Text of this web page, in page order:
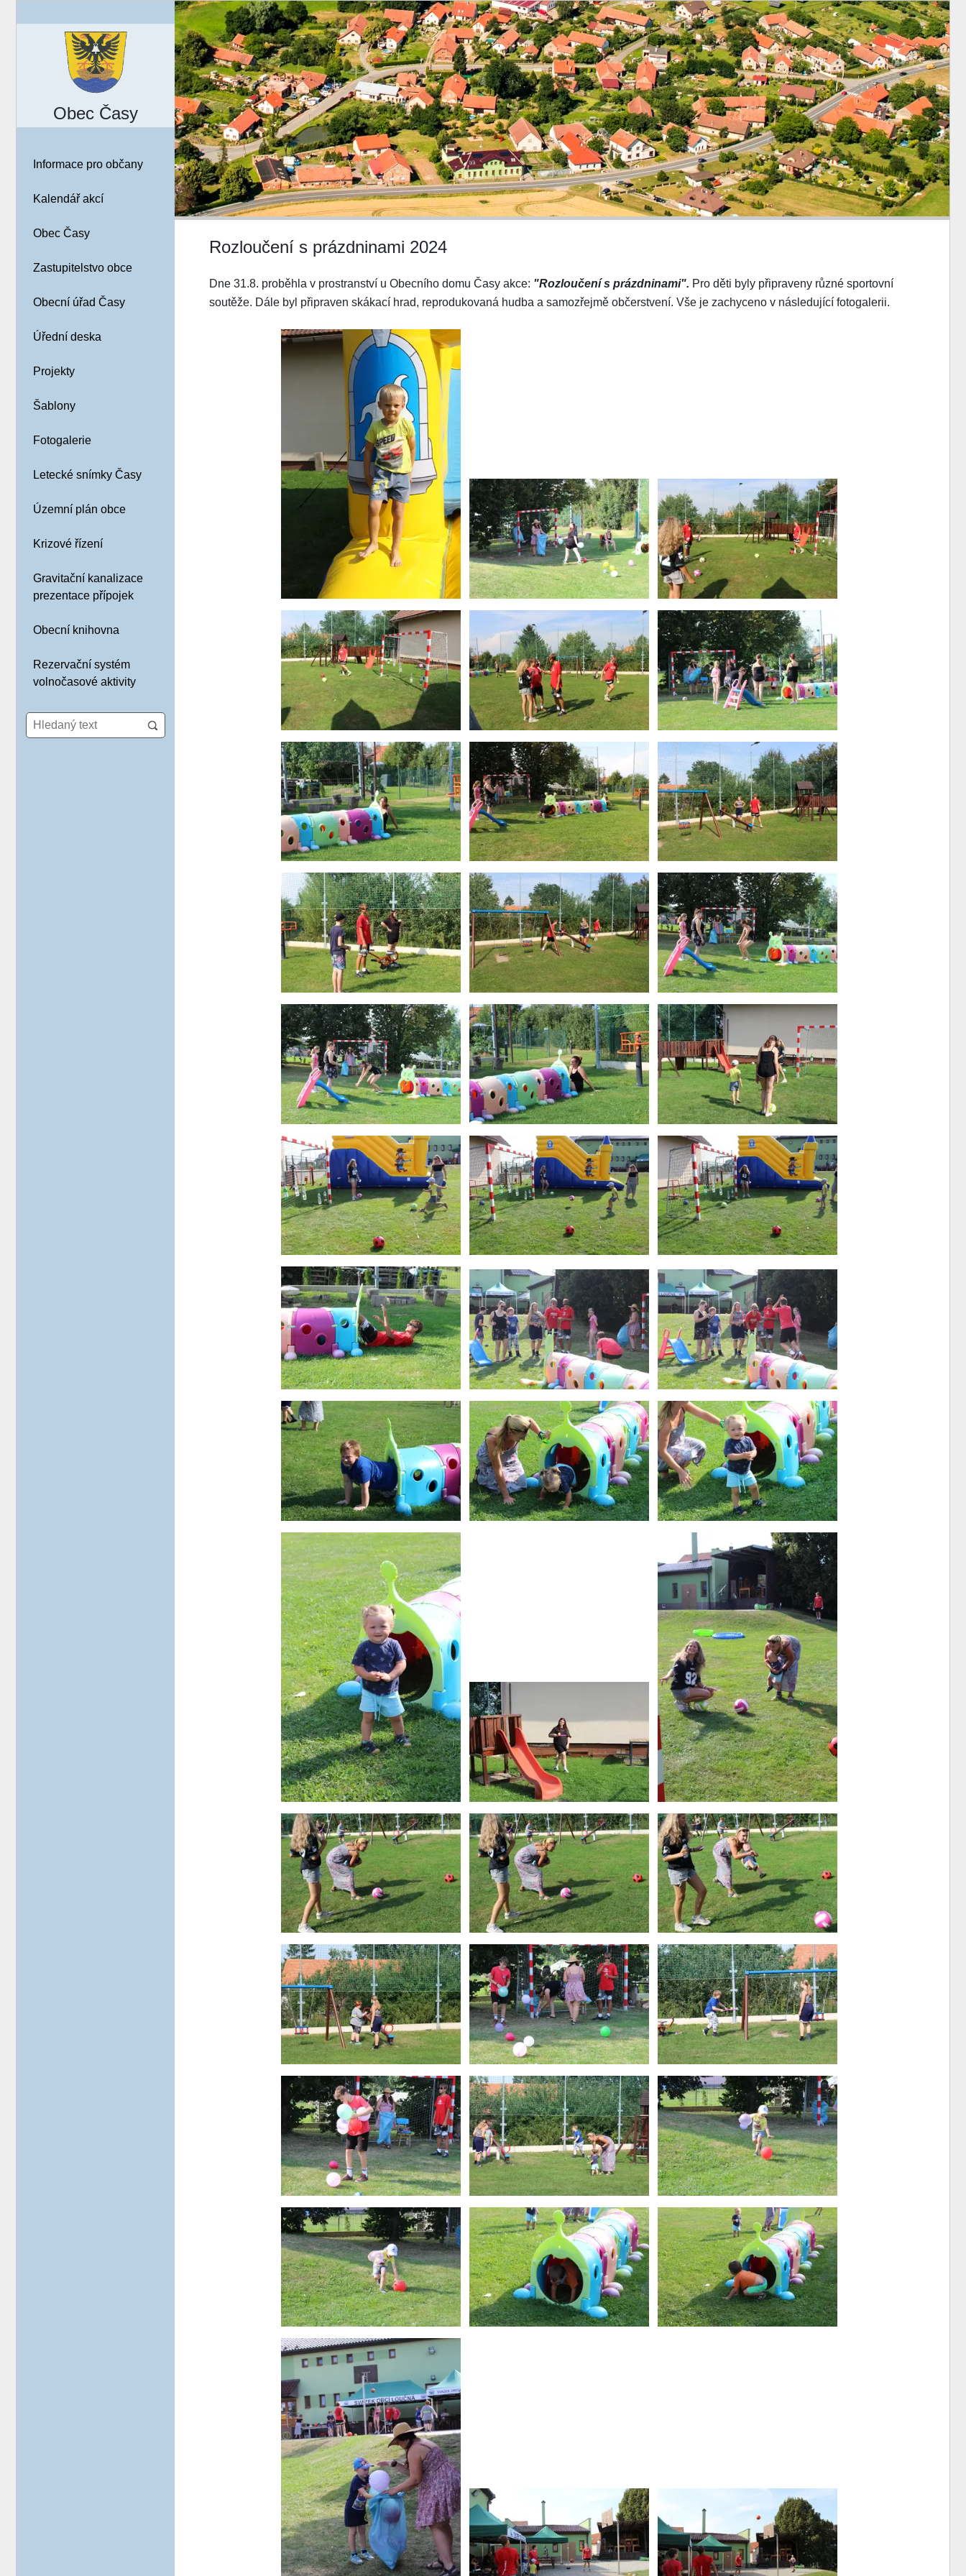
Obec Časy
Informace pro občany
Kalendář akcí
Obec Časy
Zastupitelstvo obce
Obecní úřad Časy
Úřední deska
Projekty
Šablony
Fotogalerie
Letecké snímky Časy
Územní plán obce
Krizové řízení
Gravitační kanalizace
prezentace přípojek
Obecní knihovna
Rezervační systém
volnočasové aktivity
Rozloučení s prázdninami 2024
Dne 31.8. proběhla v prostranství u Obecního domu Časy akce: "Rozloučení s prázdninami". Pro děti byly připraveny různé sportovní
soutěže. Dále byl připraven skákací hrad, reprodukovaná hudba a samozřejmě občerstvení. Vše je zachyceno v následující fotogalerii.